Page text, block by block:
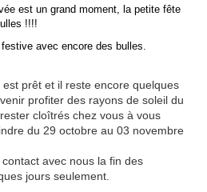
est un grand moment, la petite fête
!!!!
avec encore des bulles.
prêt et il reste encore quelques
profiter des rayons de soleil du
cloîtrés chez vous à vous
du 29 octobre au 03 novembre
avec nous la fin des
jours seulement.